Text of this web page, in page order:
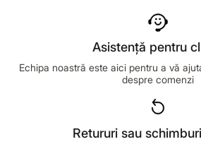
Asistență pentru
Echipa noastră este aici pentru a vă
despre comenzi
Retururi sau